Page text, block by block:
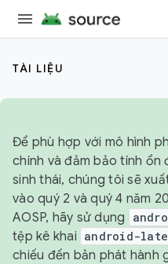
TÀI LIỆU
Để phù hợp với mô hình
chính và đảm bảo tính ổn
sinh thái, chúng tôi sẽ
vào quý 2 và quý 4 năm
AOSP, hãy sử dụng
tệp kê khai android-
chiếu đến bản phát hành